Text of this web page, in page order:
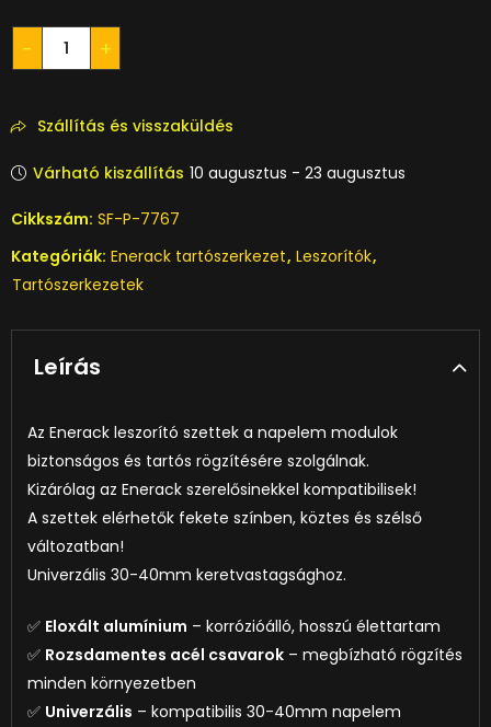
Szállítás és visszaküldés
Várható kiszállítás 10 augusztus - 23 augusztus
Cikkszám: SF-P-7767
Kategóriák: Enerack tartószerkezet, Leszorítók,
Tartószerkezetek
Leírás
Az Enerack leszorító szettek a napelem modulok
biztonságos és tartós rögzítésére szolgálnak.
Kizárólag az Enerack szerelősinekkel kompatibilisek!
A szettek elérhetők fekete színben, köztes és szélső
változatban!
Univerzális 30-40mm keretvastagsághoz.
✅ Eloxált alumínium – korrózióálló, hosszú élettartam
✅ Rozsdamentes acél csavarok – megbízható rögzítés
minden környezetben
✅ Univerzális – kompatibilis 30-40mm napelem